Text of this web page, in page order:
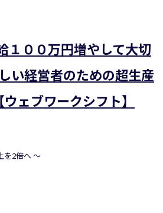
１００万円増やして大切
い経営者のための超生産
ェブワークシフト】
を2倍へ ～